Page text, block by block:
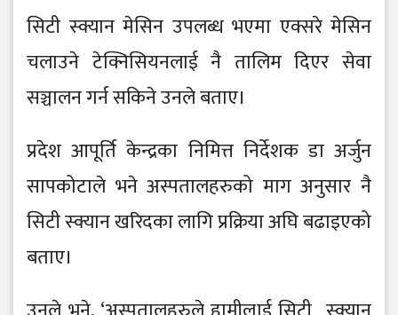
सिटी स्क्यान मेसिन उपलब्ध भएमा एक्सरे मेसिन
चलाउने टेक्निसियनलाई नै तालिम दिएर सेवा
सञ्चालन गर्न सकिने उनले बताए।
प्रदेश आपूर्ति केन्द्रका निमित्त निर्देशक डा अर्जुन
सापकोटाले भने अस्पतालहरुको माग अनुसार नै
सिटी स्क्यान खरिदका लागि प्रक्रिया अघि बढाइएको
बताए।